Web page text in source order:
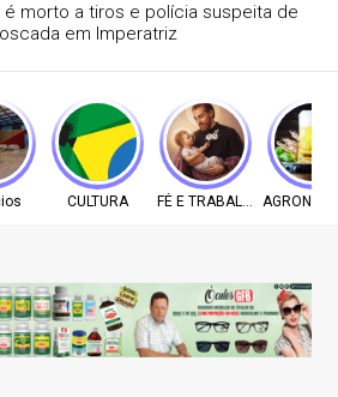
é morto a tiros e polícia suspeita de
em Imperatriz
CULTURA FÉ E TRABALHO